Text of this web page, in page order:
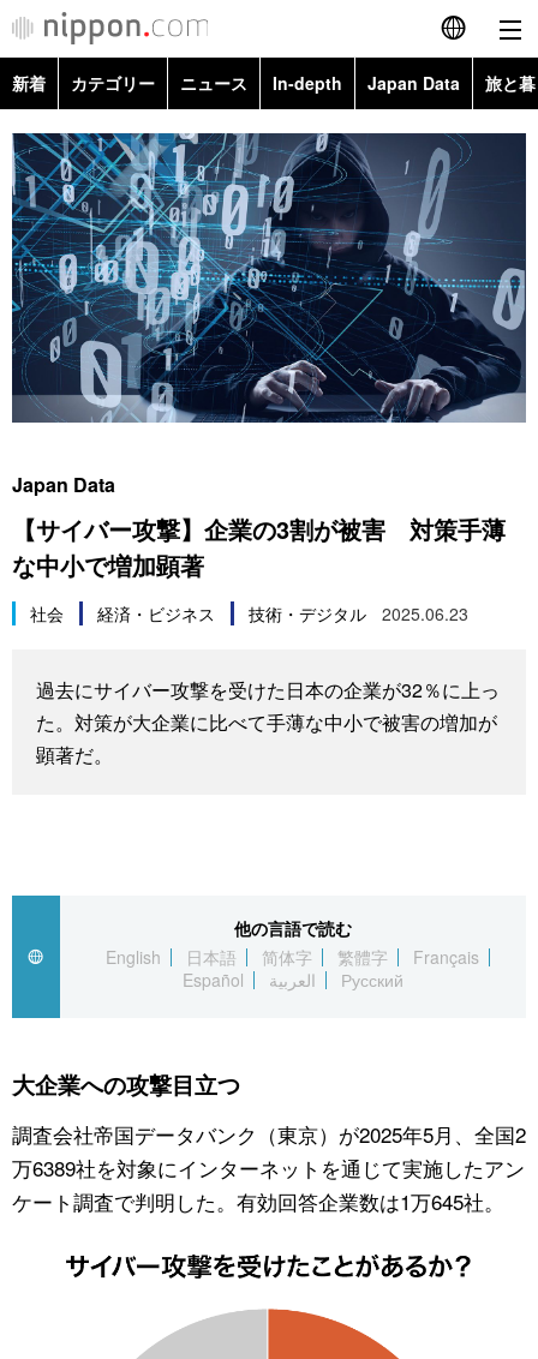
English
简体字
繁體字
Français
Español
العربية
カテゴリー
政治・外交
経済・ビジネス
社会
文化
暮らし
ニュース
トップ
In-depth
旅と暮らし
動画/Live
Cinema
公式SNS
新着 カテゴリー ニュース In-depth Japan Data 旅と
政治・外交
経済・ビジネス
国際・海外
社会
文化
スポーツ・東京2020
Topics
Images
People
東京
お知らせ
Japan Data
【サイバー攻撃】企業の3割が被害 対策手薄
な中小で増加顕著
社会 経済・ビジネス 技術・デジタル 2025.06.23
過去にサイバー攻撃を受けた日本の企業が32％に上っ
た。対策が大企業に比べて手薄な中小で被害の増加が
顕著だ。
他の言語で読む
English
日本語 简体字 繁體字
Français
Español
العربية Русский
大企業への攻撃目立つ
調査会社帝国データバンク（東京）が2025年5月、全国2
万6389社を対象にインターネットを通じて実施したアン
ケート調査で判明した。有効回答企業数は1万645社。